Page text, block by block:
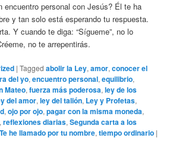
encuentro personal con Jesús? Él te ha
y tan solo está esperando tu respuesta.
Y cuando te diga: “Sígueme”, no lo
no te arrepentirás.
|Tagged abolir la Ley,amor,conocer el
del yo,encuentro personal,equilibrio,
Mateo,fuerza más poderosa,ley de los
del amor,ley del talión, Ley y Profetas,
,ojo por ojo,pagar con la misma moneda,
,reflexiones diarias,Segunda carta a los
Te he llamado por tu nombre,tiempo ordinario |